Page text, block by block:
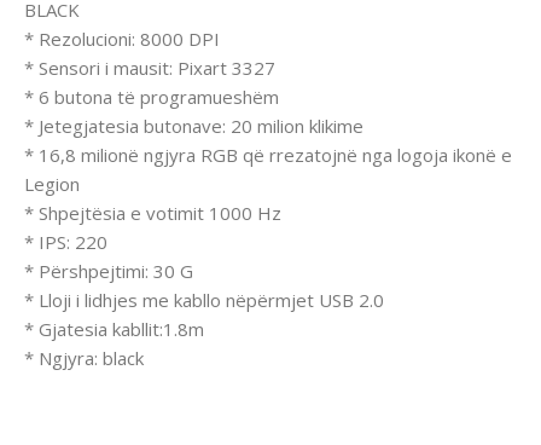
BLACK
* Rezolucioni: 8000 DPI
* Sensori i mausit: Pixart 3327
* 6 butona të programueshëm
* Jetegjatesia butonave: 20 milion klikime
* 16,8 milionë ngjyra RGB që rrezatojnë nga logoja ikonë e
Legion
* Shpejtësia e votimit 1000 Hz
* IPS: 220
* Përshpejtimi: 30 G
* Lloji i lidhjes me kabllo nëpërmjet USB 2.0
* Gjatesia kabllit:1.8m
* Ngjyra: black